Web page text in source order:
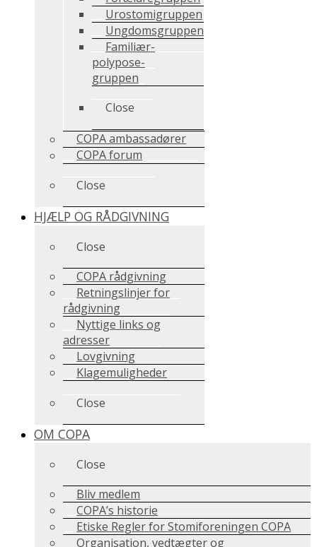
Urostomigruppen
Ungdomsgruppen
Familiær-
polypose-
gruppen
Close
COPA ambassadører
COPA forum
Close
HJÆLP OG RÅDGIVNING
Close
COPA rådgivning
Retningslinjer for
rådgivning
Nyttige links og
adresser
Lovgivning
Klagemuligheder
Close
OM COPA
Close
Bliv medlem
COPA’s historie
Etiske Regler for Stomiforeningen COPA
Organisation, vedtægter og